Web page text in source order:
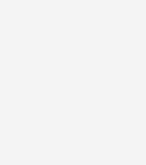
2019; 54: 253–256
Vorsorge
der
Erkrankungen,
zu erkennen und zu
soll zugleich einen Beitrag